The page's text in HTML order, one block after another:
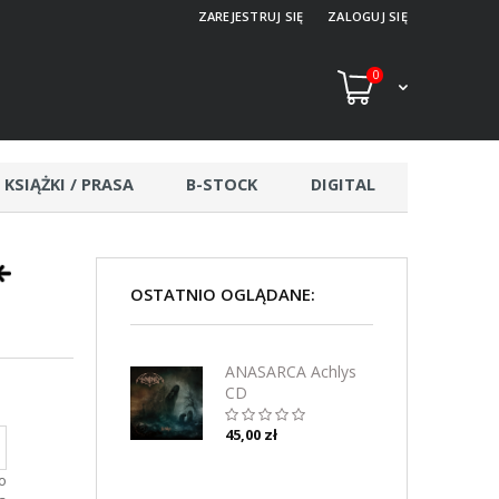
ZAREJESTRUJ SIĘ ZALOGUJ SIĘ
0
KSIĄŻKI / PRASA B-STOCK DIGITAL
OSTATNIO OGLĄDANE:
ANASARCA Achlys
CD
45,00 zł